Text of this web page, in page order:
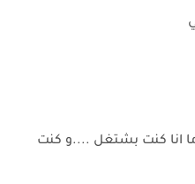
انا كنت بشتغل ....و كنت